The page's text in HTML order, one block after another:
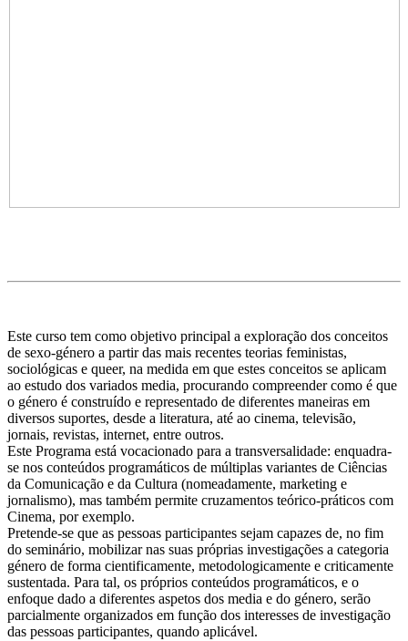
Este curso tem como objetivo principal a exploração dos conceitos
de sexo-género a partir das mais recentes teorias feministas,
sociológicas e queer, na medida em que estes conceitos se aplicam
ao estudo dos variados media, procurando compreender como é que
o género é construído e representado de diferentes maneiras em
diversos suportes, desde a literatura, até ao cinema, televisão,
jornais, revistas, internet, entre outros.
Este Programa está vocacionado para a transversalidade: enquadra-
se nos conteúdos programáticos de múltiplas variantes de Ciências
da Comunicação e da Cultura (nomeadamente, marketing e
jornalismo), mas também permite cruzamentos teórico-práticos com
Cinema, por exemplo.
Pretende-se que as pessoas participantes sejam capazes de, no fim
do seminário, mobilizar nas suas próprias investigações a categoria
género de forma cientificamente, metodologicamente e criticamente
sustentada. Para tal, os próprios conteúdos programáticos, e o
enfoque dado a diferentes aspetos dos media e do género, serão
parcialmente organizados em função dos interesses de investigação
das pessoas participantes, quando aplicável.